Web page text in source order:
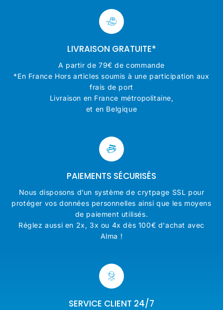
LIVRAISON GRATUITE*
A partir de 79€ de commande
*En France Hors articles soumis à une participation aux
frais de port
Livraison en France métropolitaine,
et en Belgique
PAIEMENTS SÉCURISÉS
Nous disposons d’un système de crytpage SSL pour
protéger vos données personnelles ainsi que les moyens
de paiement utilisés.
Réglez aussi en 2x, 3x ou 4x dès 100€ d'achat avec
Alma !
SERVICE CLIENT 24/7